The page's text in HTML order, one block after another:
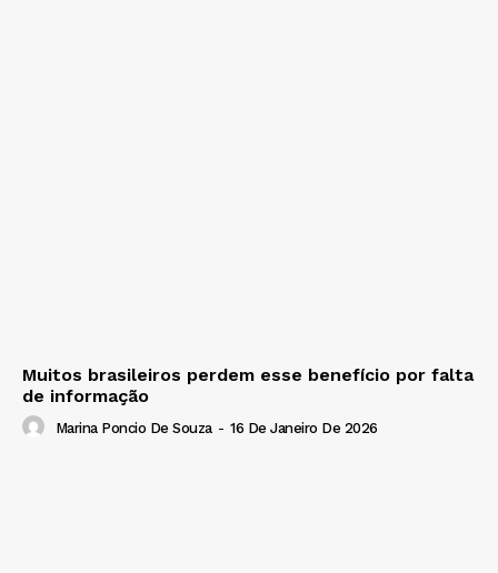
Muitos brasileiros perdem esse benefício por falta
de informação
Marina Poncio De Souza - 16 De Janeiro De 2026